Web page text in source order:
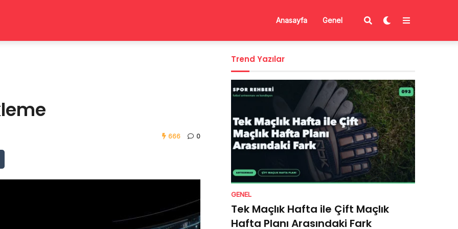
Anasayfa Genel
666 0
Trend Yazılar
GENEL
Tek Maçlık Hafta ile Çift Maçlık
Hafta Planı Arasındaki Fark